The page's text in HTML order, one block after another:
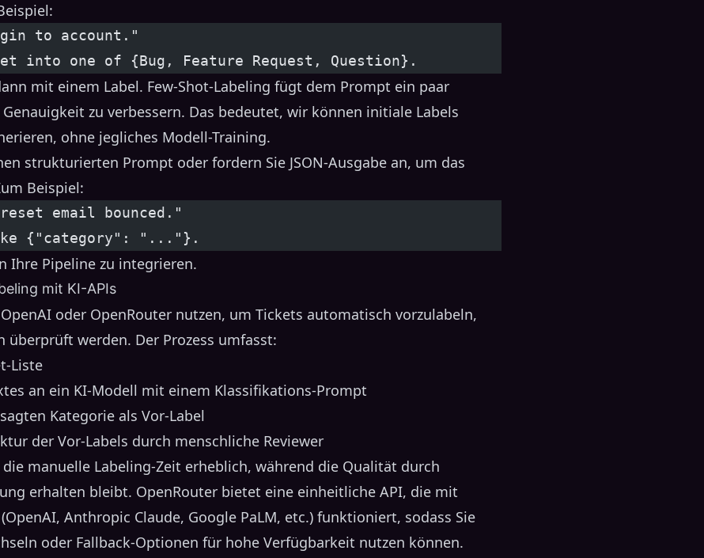
to account."
into one of {Bug, Feature Request, Question}.
mit einem Label. Few-Shot-Labeling fügt dem Prompt ein paar
zu verbessern. Das bedeutet, wir können initiale Labels
ohne jegliches Modell-Training.
strukturierten Prompt oder fordern Sie JSON-Ausgabe an, um das
Beispiel:
email bounced."
like {"category": "..."}.
Ihre Pipeline zu integrieren.
mit KI-APIs
oder OpenRouter nutzen, um Tickets automatisch vorzulabeln,
überprüft werden. Der Prozess umfasst:
Liste
an ein KI-Modell mit einem Klassifikations-Prompt
Kategorie als Vor-Label
der Vor-Labels durch menschliche Reviewer
manuelle Labeling-Zeit erheblich, während die Qualität durch
erhalten bleibt. OpenRouter bietet eine einheitliche API, die mit
Anthropic Claude, Google PaLM, etc.) funktioniert, sodass Sie
oder Fallback-Optionen für hohe Verfügbarkeit nutzen können.